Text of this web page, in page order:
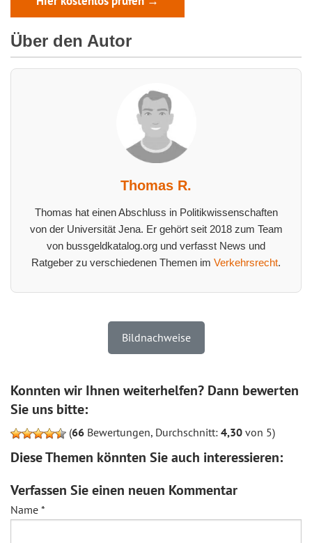
Über den Autor
Thomas R.
Thomas hat einen Abschluss in Politikwissenschaften
von der Universität Jena. Er gehört seit 2018 zum Team
von bussgeldkatalog.org und verfasst News und
Ratgeber zu verschiedenen Themen im Verkehrsrecht.
Bildnachweise
Konnten wir Ihnen weiterhelfen? Dann bewerten
Sie uns bitte:
(66 Bewertungen, Durchschnitt: 4,30 von 5)
Diese Themen könnten Sie auch interessieren:
Verfassen Sie einen neuen Kommentar
Name *